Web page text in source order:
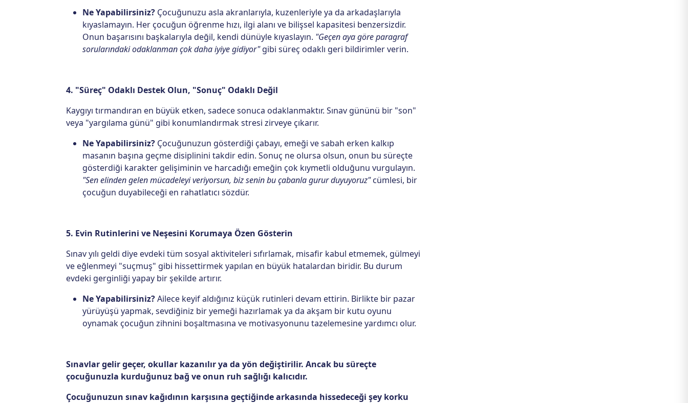
Ne Yapabilirsiniz? Çocuğunuzu asla akranlarıyla, kuzenleriyle ya da arkadaşlarıyla
kıyaslamayın. Her çocuğun öğrenme hızı, ilgi alanı ve bilişsel kapasitesi benzersizdir.
Onun başarısını başkalarıyla değil, kendi dünüyle kıyaslayın. "Geçen aya göre paragraf
sorularındaki odaklanman çok daha iyiye gidiyor"gibi süreç odaklı geri bildirimler verin.
4. "Süreç" Odaklı Destek Olun, "Sonuç" Odaklı Değil
Kaygıyı tırmandıran en büyük etken, sadece sonuca odaklanmaktır. Sınav gününü bir "son"
veya "yargılama günü" gibi konumlandırmak stresi zirveye çıkarır.
Ne Yapabilirsiniz? Çocuğunuzun gösterdiği çabayı, emeği ve sabah erken kalkıp
masanın başına geçme disiplinini takdir edin. Sonuç ne olursa olsun, onun bu süreçte
gösterdiği karakter gelişiminin ve harcadığı emeğin çok kıymetli olduğunu vurgulayın.
"Sen elinden gelen mücadeleyi veriyorsun, biz senin bu çabanla gurur duyuyoruz"cümlesi, bir
çocuğun duyabileceği en rahatlatıcı sözdür.
5. Evin Rutinlerini ve Neşesini Korumaya Özen Gösterin
Sınav yılı geldi diye evdeki tüm sosyal aktiviteleri sıfırlamak, misafir kabul etmemek, gülmeyi
ve eğlenmeyi "suçmuş" gibi hissettirmek yapılan en büyük hatalardan biridir. Bu durum
evdeki gerginliği yapay bir şekilde artırır.
Ne Yapabilirsiniz?Ailece keyif aldığınız küçük rutinleri devam ettirin. Birlikte bir pazar
yürüyüşü yapmak, sevdiğiniz bir yemeği hazırlamak ya da akşam bir kutu oyunu
oynamak çocuğun zihnini boşaltmasına ve motivasyonunu tazelemesine yardımcı olur.
Sınavlar gelir geçer, okullar kazanılır ya da yön değiştirilir. Ancak bu süreçte
çocuğunuzla kurduğunuz bağ ve onun ruh sağlığı kalıcıdır.
Çocuğunuzun sınav kağıdının karşısına geçtiğinde arkasında hissedeceği şey korku